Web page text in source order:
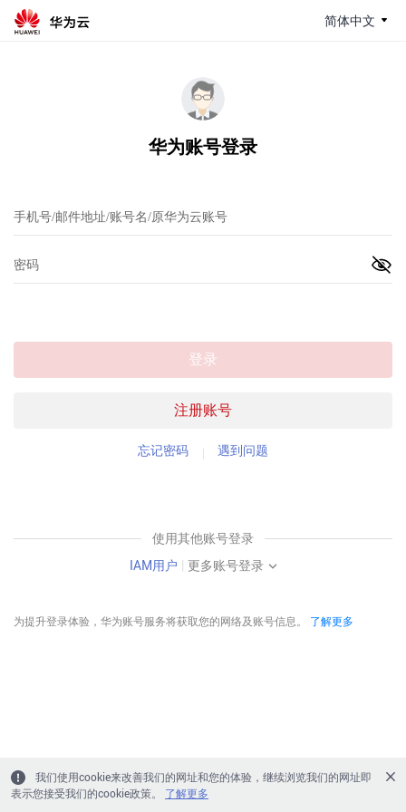
简体中文
华为账号登录
注册账号
登录
忘记密码 遇到问题
使用其他账号登录
IAM用户 | 更多账号登录
为提升登录体验，华为账号服务将获取您的网络及账号信息。 了解更多
我们使用cookie来改善我们的网址和您的体验，继续浏览我们的网址即
表示您接受我们的cookie政策。
了解更多